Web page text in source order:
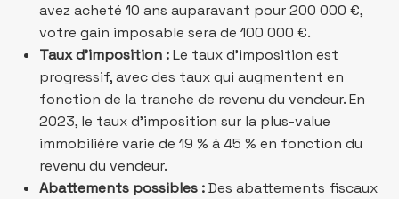
avez acheté 10 ans auparavant pour 200 000 €,
votre gain imposable sera de 100 000 €.
Taux d’imposition :Le taux d’imposition est
progressif, avec des taux qui augmentent en
fonction de la tranche de revenu du vendeur. En
2023, le taux d’imposition sur la plus-value
immobilière varie de 19 % à 45 % en fonction du
revenu du vendeur.
Abattements possibles :Des abattements fiscaux